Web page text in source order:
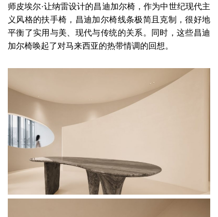
师皮埃尔·让纳雷设计的昌迪加尔椅，作为中世纪现代主
义风格的扶手椅，昌迪加尔椅线条极简且克制，很好地
平衡了实用与美、现代与传统的关系。同时，这些昌迪
加尔椅唤起了对马来西亚的热带情调的回想。